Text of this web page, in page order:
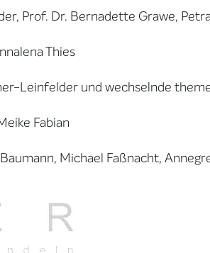
Prof. Dr. Bernadette Grawe,
Thies
Leinfelder und wechselnde
Fabian
Michael Faßnacht,